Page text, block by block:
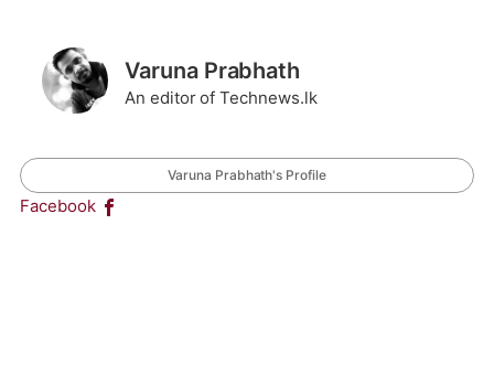
Varuna Prabhath
An editor of Technews.lk
Varuna Prabhath's Profile
Facebook